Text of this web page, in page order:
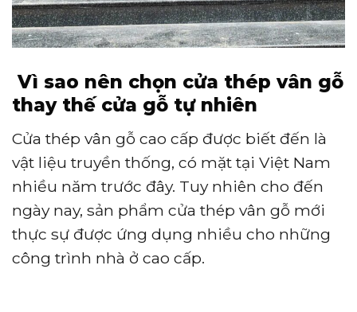
Vì sao nên chọn cửa thép vân gỗ
thay thế cửa gỗ tự nhiên
Cửa thép vân gỗ cao cấp được biết đến là
vật liệu truyền thống, có mặt tại Việt Nam
nhiều năm trước đây. Tuy nhiên cho đến
ngày nay, sản phẩm cửa thép vân gỗ mới
thực sự được ứng dụng nhiều cho những
công trình nhà ở cao cấp.